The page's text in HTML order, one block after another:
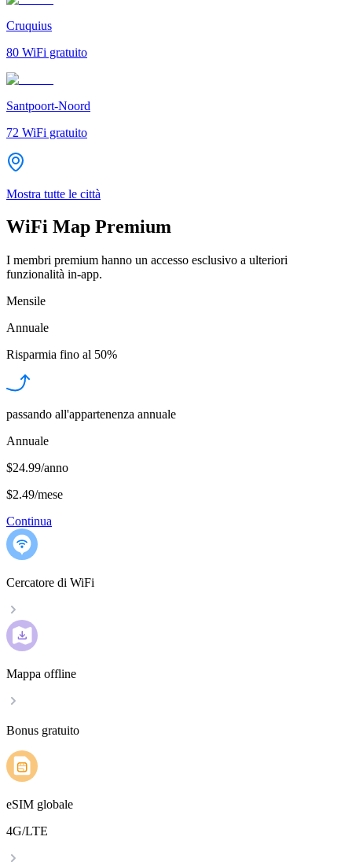
Cruquius
80 WiFi gratuito
Santpoort-Noord
72 WiFi gratuito
Mostra tutte le città
WiFi Map Premium
I membri premium hanno un accesso esclusivo a ulteriori
funzionalità in-app.
Mensile
Annuale
Risparmia fino al 50%
passando all'appartenenza annuale
Annuale
$24.99/anno
$2.49/mese
Continua
Cercatore di WiFi
Mappa offline
Bonus gratuito
eSIM globale
4G/LTE